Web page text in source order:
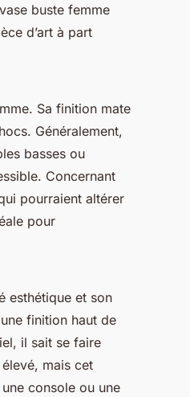
buste femme
d’art à part
Sa finition mate
Généralement,
basses ou
Concernant
pourraient altérer
pour
esthétique et son
finition haut de
il sait se faire
mais cet
console ou une